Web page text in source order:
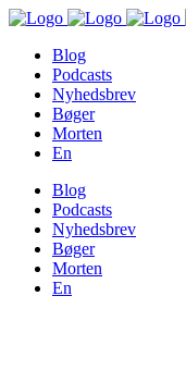
Blog
Podcasts
Nyhedsbrev
Bøger
Morten
En
Blog
Podcasts
Nyhedsbrev
Bøger
Morten
En